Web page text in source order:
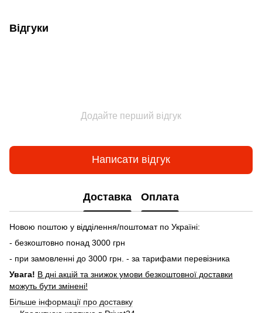
Відгуки
Додайте перший відгук
Написати відгук
Доставка Оплата
Новою поштою у відділення/поштомат по Україні:
- безкоштовно понад 3000 грн
- при замовленні до 3000 грн. - за тарифами перевізника
Увага! В дні акцій та знижок умови безкоштовної доставки
можуть бути змінені!
Більше інформації про доставку